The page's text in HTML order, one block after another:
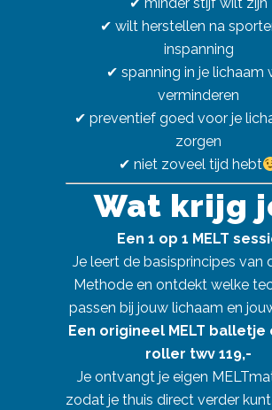
✔ wilt herstellen na
inspanning
✔ spanning in je lichaam
verminderen
✔ preventief goed voor je
zorgen
✔ niet zoveel tijd hebt
Wat krijg
Een 1 op 1 MELT
Je leert de basisprincipes van
Methode en ontdekt welke
passen bij jouw lichaam en
Een origineel MELT balletje
roller twv 119,-
Je ontvangt je eigen
zodat je thuis direct verder